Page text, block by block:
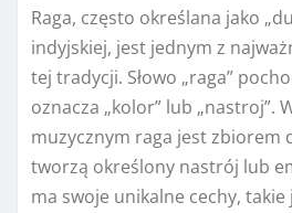
Raga, często określana jako
indyjskiej, jest jednym z
tej tradycji. Słowo „raga”
oznacza „kolor” lub „nastroj”.
muzycznym raga jest zbiorem
tworzą określony nastrój lub
ma swoje unikalne cechy,